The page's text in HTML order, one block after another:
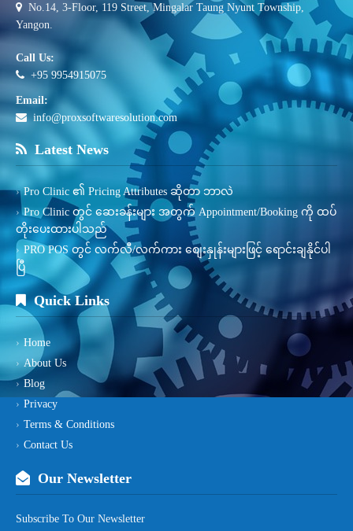
No.14, 3-Floor, 119 Street, Mingalar Taung Nyunt Township,
Yangon.
Call Us:
+95 9954915075
Email:
info@proxsoftwaresolution.com
Latest News
Pro Clinic ၏ Pricing Attributes ဆိုတာ ဘာလဲ
Pro Clinic တွင် ဆေးခန်းများ အတွက် Appointment/Booking ကို ထပ်
တိုးပေးထားပါသည်
PRO POS တွင် လက်လီ/လက်ကား စျေးနှုန်းများဖြင့် ရောင်းချနိုင်ပါ
ပြီ
Quick Links
Home
About Us
Blog
Privacy
Terms & Conditions
Contact Us
Our Newsletter
Subscribe To Our Newsletter